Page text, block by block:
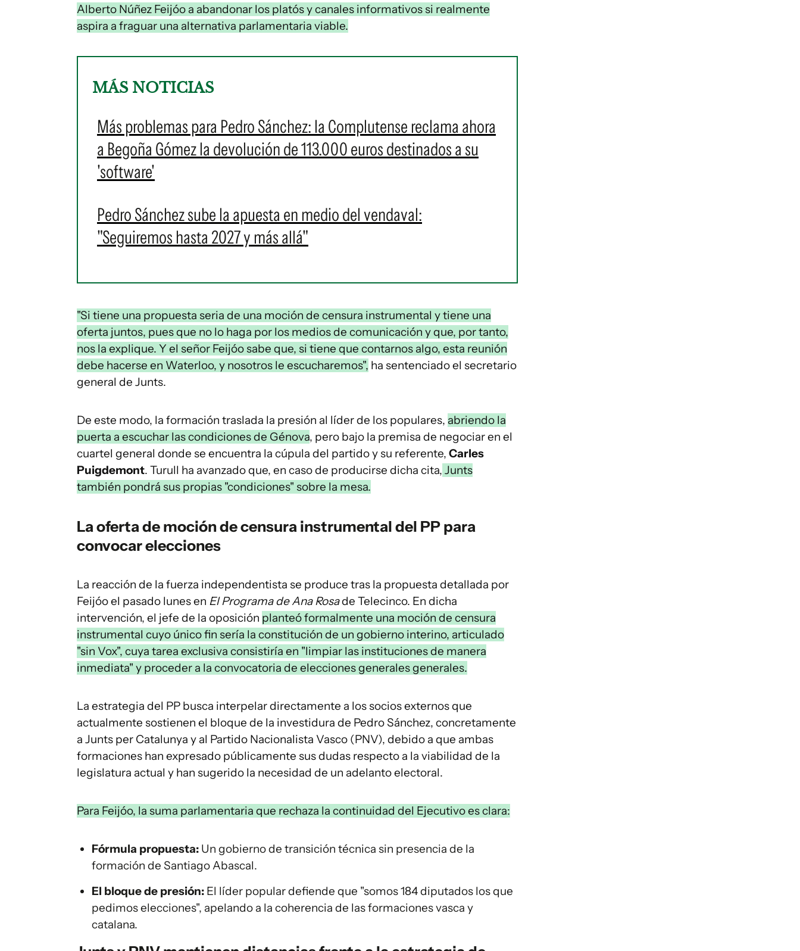
Alberto Núñez Feijóo a abandonar los platós y canales informativos si realmente
aspira a fraguar una alternativa parlamentaria viable.
MÁS NOTICIAS
Más problemas para Pedro Sánchez: la Complutense reclama ahora
a Begoña Gómez la devolución de 113.000 euros destinados a su
'software'
Pedro Sánchez sube la apuesta en medio del vendaval:
"Seguiremos hasta 2027 y más allá"
"Si tiene una propuesta seria de una moción de censura instrumental y tiene una
oferta juntos, pues que no lo haga por los medios de comunicación y que, por tanto,
nos la explique. Y el señor Feijóo sabe que, si tiene que contarnos algo, esta reunión
debe hacerse en Waterloo, y nosotros le escucharemos", ha sentenciado el secretario
general de Junts.
De este modo, la formación traslada la presión al líder de los populares, abriendo la
puerta a escuchar las condiciones de Génova, pero bajo la premisa de negociar en el
cuartel general donde se encuentra la cúpula del partido y su referente, Carles
Puigdemont. Turull ha avanzado que, en caso de producirse dicha cita, Junts
también pondrá sus propias "condiciones" sobre la mesa.
La oferta de moción de censura instrumental del PP para
convocar elecciones
La reacción de la fuerza independentista se produce tras la propuesta detallada por
Feijóo el pasado lunes en El Programa de Ana Rosade Telecinco. En dicha
intervención, el jefe de la oposición planteó formalmente una moción de censura
instrumental cuyo único fin sería la constitución de un gobierno interino, articulado
"sin Vox", cuya tarea exclusiva consistiría en "limpiar las instituciones de manera
inmediata" y proceder a la convocatoria de elecciones generales generales.
La estrategia del PP busca interpelar directamente a los socios externos que
actualmente sostienen el bloque de la investidura de Pedro Sánchez, concretamente
a Junts per Catalunya y al Partido Nacionalista Vasco (PNV), debido a que ambas
formaciones han expresado públicamente sus dudas respecto a la viabilidad de la
legislatura actual y han sugerido la necesidad de un adelanto electoral.
Para Feijóo, la suma parlamentaria que rechaza la continuidad del Ejecutivo es clara:
Fórmula propuesta: Un gobierno de transición técnica sin presencia de la
formación de Santiago Abascal.
El bloque de presión: El líder popular defiende que "somos 184 diputados los que
pedimos elecciones", apelando a la coherencia de las formaciones vasca y
catalana.